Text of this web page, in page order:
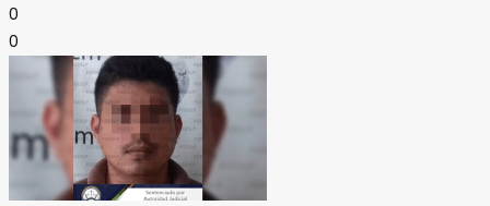
0
0